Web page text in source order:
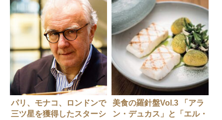
パリ、モナコ、ロンドンで
三ツ星を獲得したスターシ
美食の羅針盤Vol.3 「アラ
ン・デュカス」と「エル・